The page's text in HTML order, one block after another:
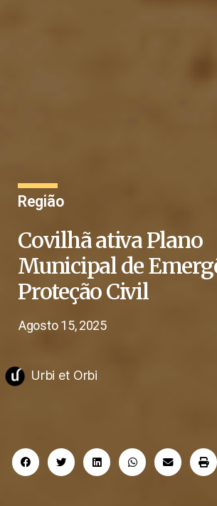
Região
Covilhã ativa Plano
Municipal de
Proteção Civil
Agosto 15, 2025
Urbi et Orbi